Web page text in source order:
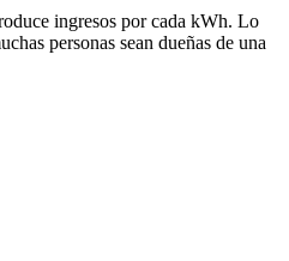
ingresos por cada kWh. Lo
personas sean dueñas de una